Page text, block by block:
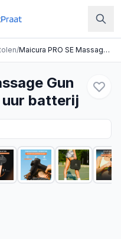
/ Maicura PRO SE Massage Gun met 10 koppen en 5 uur batterij
Gun
uur batterij